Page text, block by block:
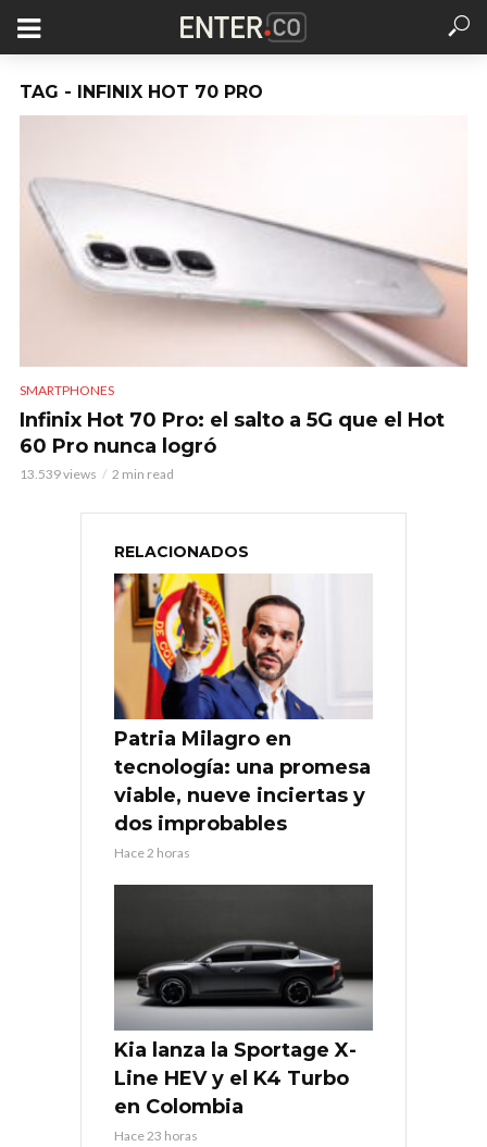
TAG - INFINIX HOT 70 PRO
SMARTPHONES
Infinix Hot 70 Pro: el salto a 5G que el Hot
60 Pro nunca logró
13.539 views 2 min read
RELACIONADOS
Patria Milagro en
tecnología: una promesa
viable, nueve inciertas y
dos improbables
Hace 2 horas
Kia lanza la Sportage X-
Line HEV y el K4 Turbo
en Colombia
Hace 23 horas